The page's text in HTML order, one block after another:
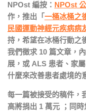
NPOst 編按： NPOst
作，推出「一桶冰桶之
民國運動神經元疾病病
持，希望在冰桶行動之
我們徵求 10 篇文章，
展，或 ALS 患者、家
什麼來改善患者處境的
每一篇被接受的稿件，
高將捐出 1 萬元 ；同